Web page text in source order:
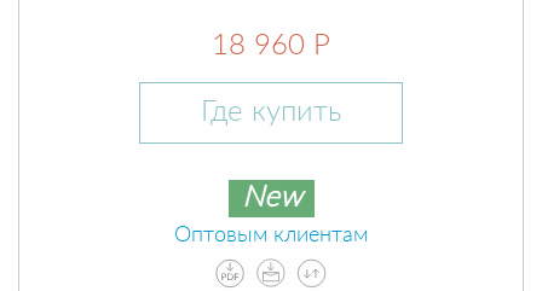
18 960 Р
Где купить
New
Оптовым клиентам